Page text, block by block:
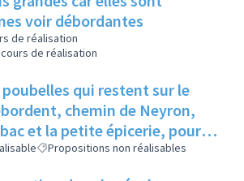
voir débordantes
de réalisation
de réalisation
qui restent sur le
chemin de Neyron,
et la petite épicerie, pour
sorties la veille du ramassage
Propositions non réalisables